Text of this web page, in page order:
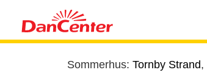
Sommerhus: Tornby Strand,